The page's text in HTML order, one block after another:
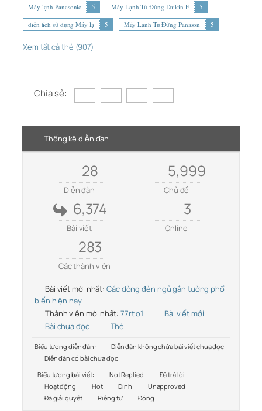
Máy lạnh Panasonic
5 Máy Lạnh Tủ Đứng Daikin F
5
diện tích sử dụng Máy lạ
5 Máy Lạnh Tủ Đứng Panason 5
Xem tất cả thẻ (907)
Chia sẻ:
Thống kê diễn đàn
28
Diễn đàn
5,999
Chủ đề
6,374
Bài viết
3
Online
283
Các thành viên
Bài viết mới nhất: Các dòng đèn ngủ gắn tường phổ
biến hiện nay
Thành viên mới nhất: 77rtio1
Bài viết mới
Bài chưa đọc
Thẻ
Biểu tượng diễn đàn:
Diễn đàn không chứa bài viết chưa đọc
Diễn đàn có bài chưa đọc
Biểu tượng bài viết:
Not Replied
Đã trả lời
Hoạt động
Hot Dính
Unapproved
Đã giải quyết
Riêng tư Đóng